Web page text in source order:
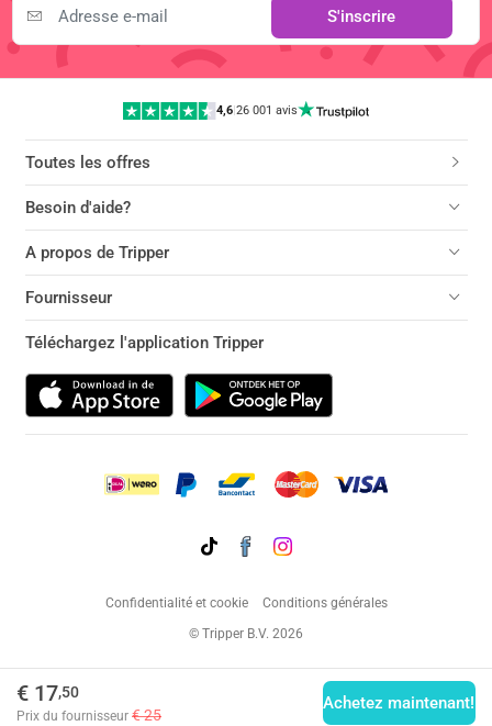
€ 17,50
Prix ​​du fournisseur € 25
Achetez maintenant!
S'inscrire
4,6|26 001 avis
Toutes les offres
Besoin d'aide?
A propos de Tripper
Fournisseur
Téléchargez l'application Tripper
Confidentialité et cookie
Conditions générales
© Tripper B.V. 2026